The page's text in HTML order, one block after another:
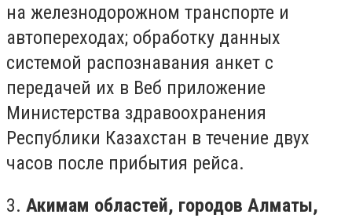
на железнодорожном транспорте и
автопереходах; обработку данных
системой распознавания анкет с
передачей их в Веб приложение
Министерства здравоохранения
Республики Казахстан в течение двух
часов после прибытия рейса.
3. Акимам областей, городов Алматы,